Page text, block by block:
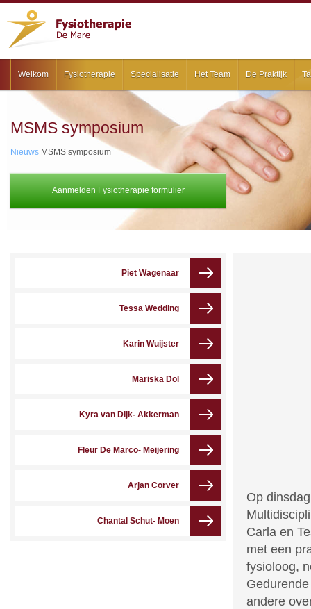
Welkom Fysiotherapie Specialisatie Het Team De Praktijk
Aanmelden Fysiotherapie formulier
MSMS symposium
Nieuws MSMS symposium
Piet Wagenaar
Tessa Wedding
Karin Wuijster
Mariska Dol
Kyra van Dijk- Akkerman
Fleur De Marco- Meijering
Arjan Corver
Chantal Schut- Moen
Op
Carla en
met een
fysioloog,
andere